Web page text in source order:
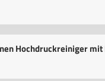
Hochdruckreiniger